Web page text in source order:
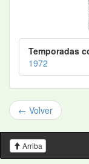
Temporadas
1972
← Volver
Arriba